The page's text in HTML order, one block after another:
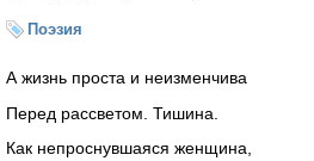
Поэзия
А жизнь проста и неизменчива
Перед рассветом. Тишина.
Как непроснувшаяся женщина,